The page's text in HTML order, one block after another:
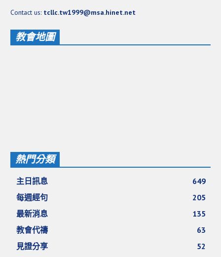
Contact us: tcllc.tw1999@msa.hinet.net
教會地圖
熱門分類
主日訊息
649
每週經句
205
最新消息
135
教會代禱
63
見證分享
52